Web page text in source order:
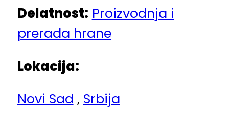
Delatnost: Proizvodnja i
prerada hrane
Lokacija:
Novi Sad , Srbija